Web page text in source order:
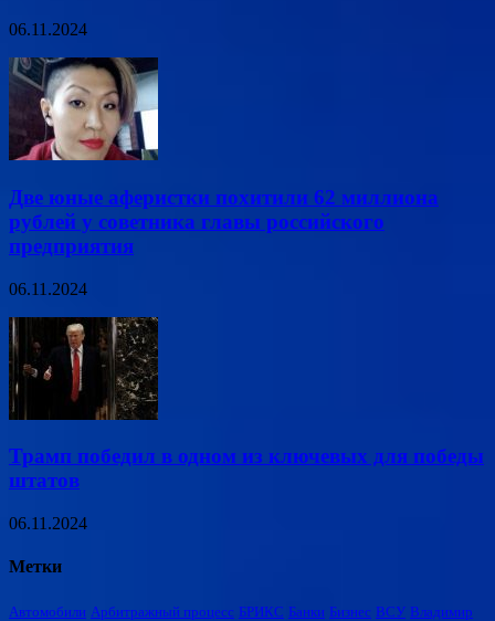
06.11.2024
Две юные аферистки похитили 62 миллиона
рублей у советника главы российского
предприятия
06.11.2024
Трамп победил в одном из ключевых для победы
штатов
06.11.2024
Метки
Автомобили Арбитражный процесс БРИКС Банки Бизнес ВСУ Владимир